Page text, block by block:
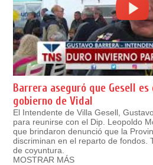
Barrera aseguró que Gesell
gobierno de Vidal
El Intendente de Villa Gesell,
para reunirse con el Dip. Leopoldo
que brindaron denunció que la
discriminan en el reparto de fondos.
de coyuntura.
MOSTRAR MÁS